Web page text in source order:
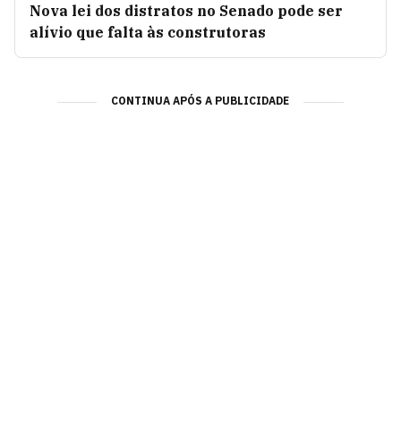
Nova lei dos distratos no Senado pode ser
alívio que falta às construtoras
CONTINUA APÓS A PUBLICIDADE